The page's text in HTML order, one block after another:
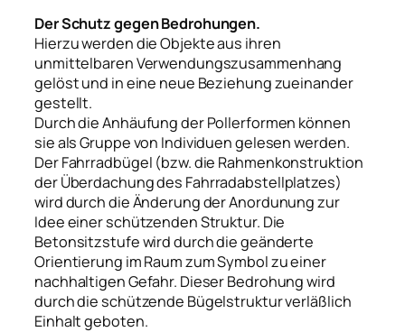
Der Schutz gegen Bedrohungen.
Hierzu werden die Objekte aus ihren
unmittelbaren Verwendungszusammenhang
gelöst und in eine neue Beziehung zueinander
gestellt.
Durch die Anhäufung der Pollerformen können
sie als Gruppe von Individuen gelesen werden.
Der Fahrradbügel (bzw. die Rahmenkonstruktion
der Überdachung des Fahrradabstellplatzes)
wird durch die Änderung der Anordunung zur
Idee einer schützenden Struktur. Die
Betonsitzstufe wird durch die geänderte
Orientierung im Raum zum Symbol zu einer
nachhaltigen Gefahr. Dieser Bedrohung wird
durch die schützende Bügelstruktur verläßlich
Einhalt geboten.